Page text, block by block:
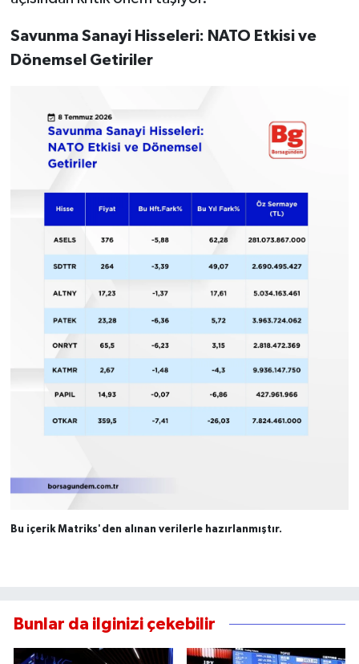
Savunma Sanayi Hisseleri: NATO Etkisi ve
Dönemsel Getiriler
Bu içerik Matriks'den alınan verilerle hazırlanmıştır.
Bunlar da ilginizi çekebilir